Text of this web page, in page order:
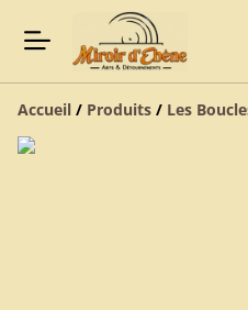
Accueil / Produits / Les